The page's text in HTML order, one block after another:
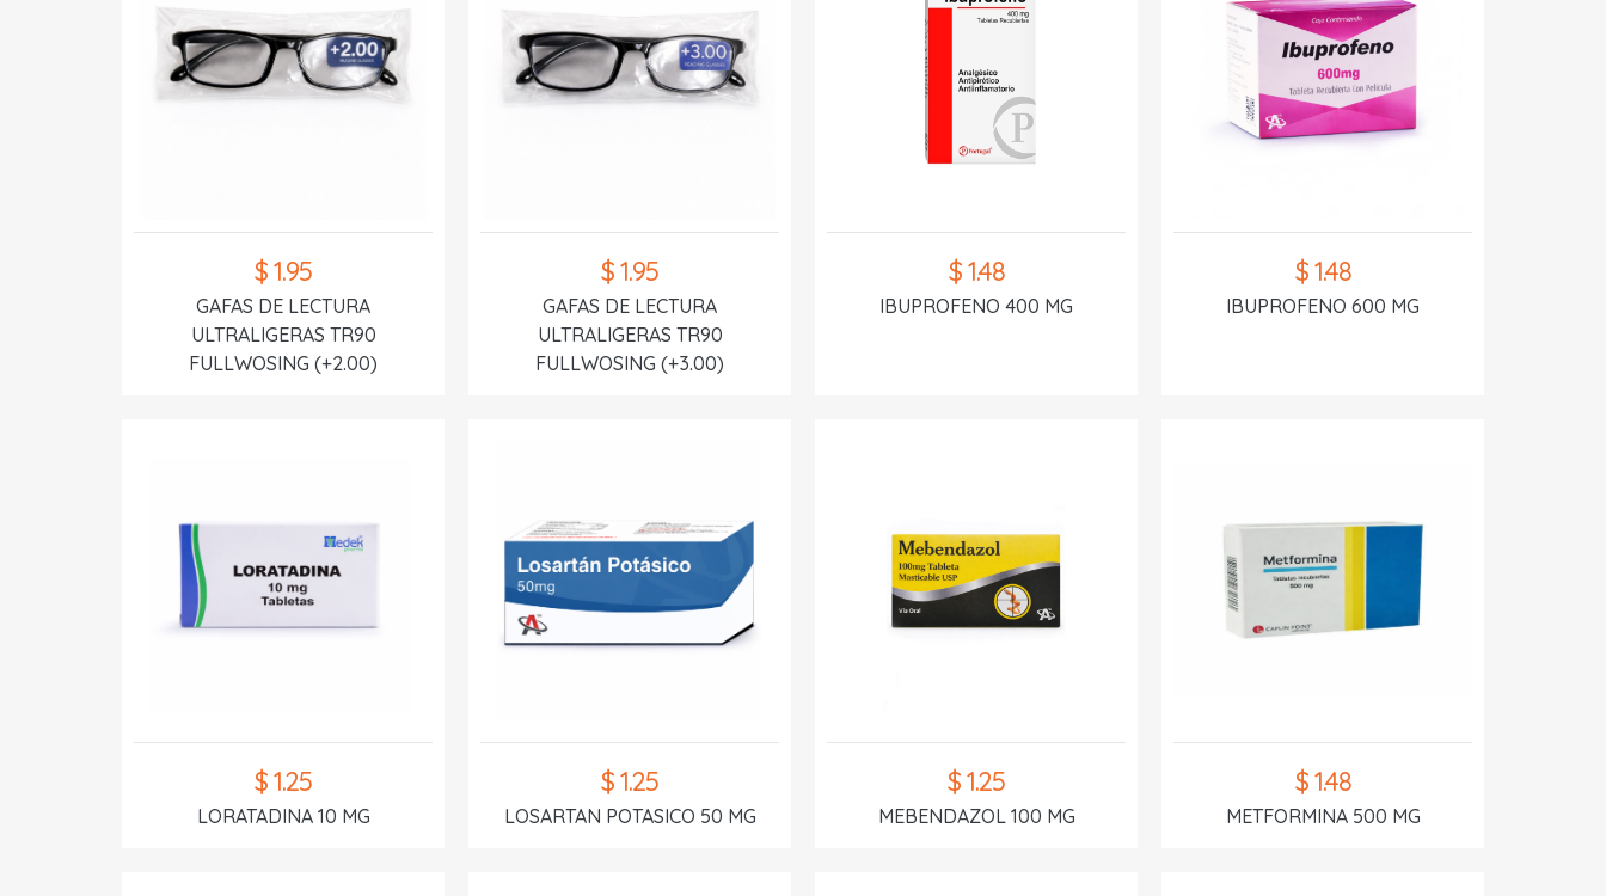
$ 1.95
GAFAS DE LECTURA
ULTRALIGERAS TR90
FULLWOSING (+2.00)
$ 1.95
GAFAS DE LECTURA
ULTRALIGERAS TR90
FULLWOSING (+3.00)
$ 1.48
IBUPROFENO 400 MG
$ 1.48
IBUPROFENO 600 MG
$ 1.25
LORATADINA 10 MG
$ 1.25
LOSARTAN POTASICO 50 MG
$ 1.25
MEBENDAZOL 100 MG
$ 1.48
METFORMINA 500 MG